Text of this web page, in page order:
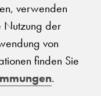
verwenden
Nutzung der
von
finden Sie
.